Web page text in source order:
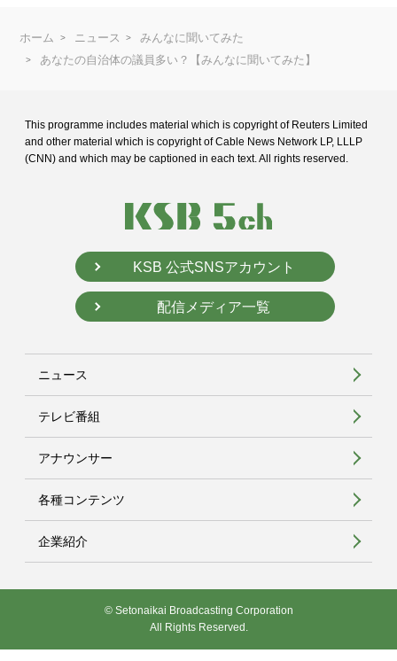
ホーム ニュース
みんなに聞いてみた
あなたの自治体の議員多い？【みんなに聞いてみた】
This programme includes material which is copyright of Reuters Limited
and other material which is copyright of Cable News Network LP, LLLP
(CNN) and which may be captioned in each text. All rights reserved.
KSB 公式SNSアカウント
配信メディア一覧
ニュース
テレビ番組
アナウンサー
各種コンテンツ
企業紹介
© Setonaikai Broadcasting Corporation
All Rights Reserved.